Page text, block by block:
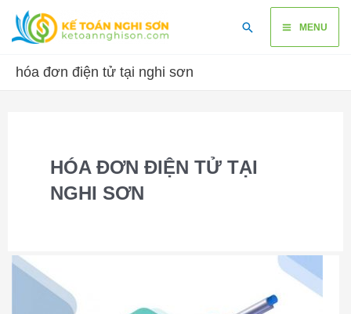
Skip
content
SearchMain
MENU
hóa đơn điện tử tại nghi sơn
HÓA ĐƠN ĐIỆN TỬ TẠI
NGHI SƠN
Dịch